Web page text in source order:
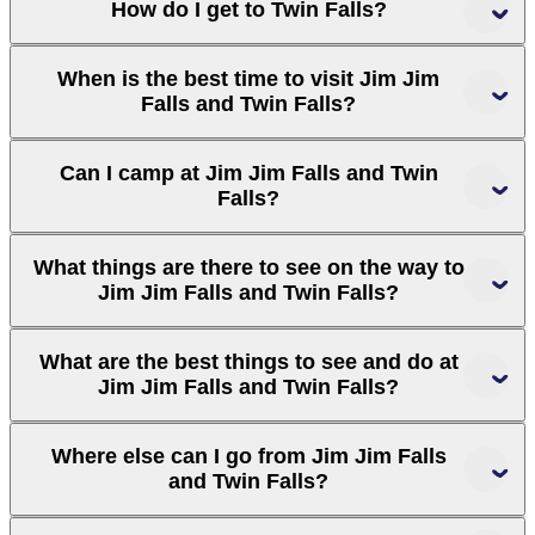
Litchfield
National Park
How do I get to Twin Falls?
Bowali
Visitor Centre
When is the best time to visit Jim Jim
Falls and Twin Falls?
Can I camp at Jim Jim Falls and Twin
Falls?
What things are there to see on the way to
Jim Jim Falls and Twin Falls?
Marrawuddi Gallery
What are the best things to see and do at
Jim Jim Falls and Twin Falls?
Where else can I go from Jim Jim Falls
and Twin Falls?